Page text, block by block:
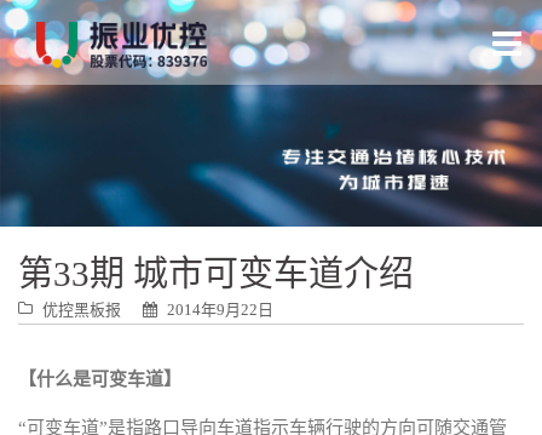
跳
转
到
内
第33期 城市可变车道介绍
优控黑板报 2014年9月22日
【什么是可变车道】
“可变车道”是指路口导向车道指示车辆行驶的方向可随交通管